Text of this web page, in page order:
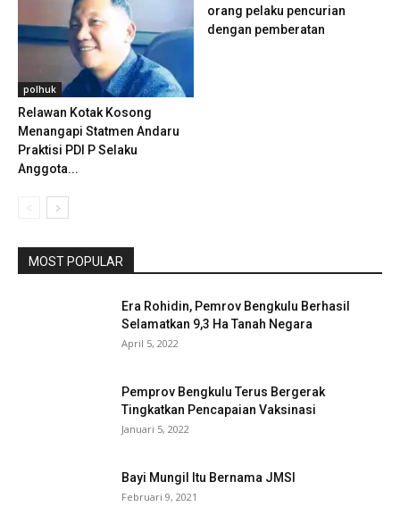
polhuk
Relawan Kotak Kosong
Menangapi Statmen Andaru
Praktisi PDI P Selaku
Anggota...
orang pelaku pencurian
dengan pemberatan
MOST POPULAR
Era Rohidin, Pemrov Bengkulu Berhasil
Selamatkan 9,3 Ha Tanah Negara
April 5, 2022
Pemprov Bengkulu Terus Bergerak
Tingkatkan Pencapaian Vaksinasi
Januari 5, 2022
Bayi Mungil Itu Bernama JMSI
Februari 9, 2021